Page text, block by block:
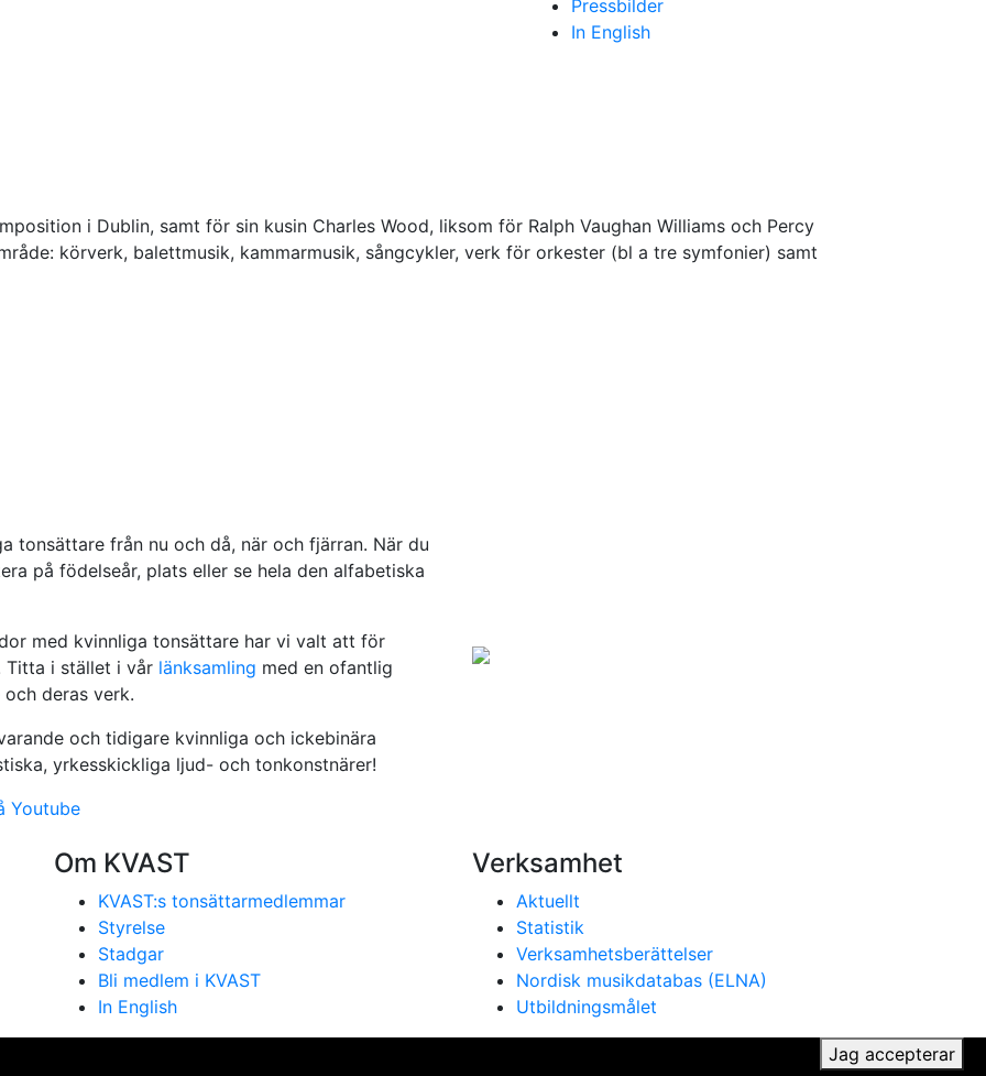
Pressbilder
In English
i Dublin, samt för sin kusin Charles Wood, liksom för Ralph Vaughan Williams och Percy
körverk, balettmusik, kammarmusik, sångcykler, verk för orkester (bl a tre symfonier) samt
tonsättare från nu och då, när och fjärran. När du
på födelseår, plats eller se hela den alfabetiska
med kvinnliga tonsättare har vi valt att för
Titta i stället i vår länksamling med en ofantlig
deras verk.
och tidigare kvinnliga och ickebinära
yrkesskickliga ljud- och tonkonstnärer!
Youtube
Om KVAST
KVAST:s tonsättarmedlemmar
Styrelse
Stadgar
Bli medlem i KVAST
In English
Verksamhet
Aktuellt
Statistik
Verksamhetsberättelser
Nordisk musikdatabas (ELNA)
Utbildningsmålet
Jag accepterar